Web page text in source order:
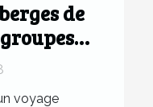
de
voyage